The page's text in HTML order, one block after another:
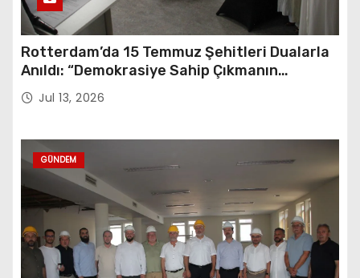
Rotterdam’da 15 Temmuz Şehitleri Dualarla
Anıldı: “Demokrasiye Sahip Çıkmanın
Sembolü”
Jul 13, 2026
GÜNDEM